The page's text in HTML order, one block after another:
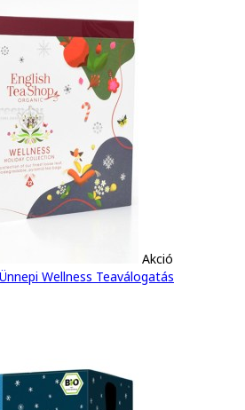
Akció
Wellness Teaválogatás